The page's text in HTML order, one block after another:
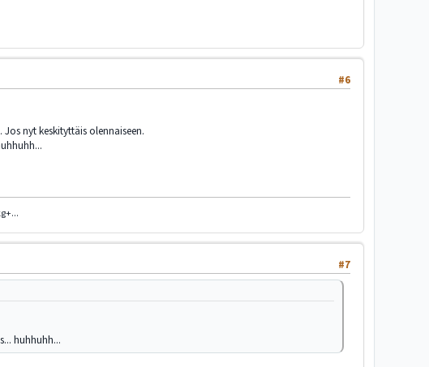
#6
nyt keskityttäis olennaiseen.
#7
huhhuhh...